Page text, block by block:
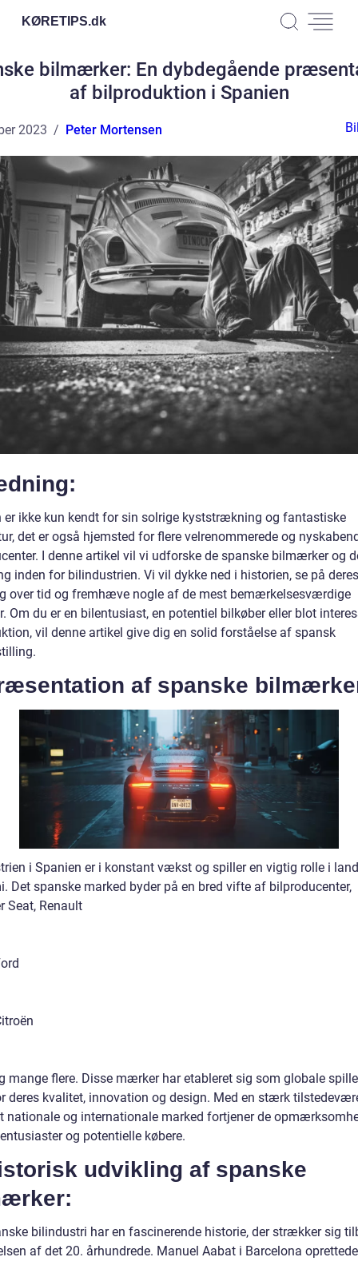
KØRETIPS.dk
bilmærker: En dybdegående
af bilproduktion i Spanien
2023 Peter Mortensen
er ikke kun kendt for sin solrige kyststrækning og fantastiske
det er også hjemsted for flere velrenommerede og
I denne artikel vil vi udforske de spanske bilmærker og
inden for bilindustrien. Vi vil dykke ned i historien, se på deres
over tid og fremhæve nogle af de mest bemærkelsesværdige
Om du er en bilentusiast, en potentiel bilkøber eller blot
vil denne artikel give dig en solid forståelse af spansk
af spanske
i Spanien er i konstant vækst og spiller en vigtig rolle i
Det spanske marked byder på en bred vifte af bilproducenter,
Seat, Renault
mange flere. Disse mærker har etableret sig som globale
deres kvalitet, innovation og design. Med en stærk
nationale og internationale marked fortjener de
og potentielle købere.
udvikling af spanske
bilindustri har en fascinerende historie, der strækker sig
af det 20. århundrede. Manuel Aabat i Barcelona